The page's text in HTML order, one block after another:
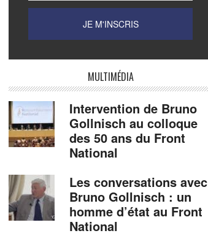
MULTIMÉDIA
Intervention de Bruno
Gollnisch au colloque
des 50 ans du Front
National
Les conversations avec
Bruno Gollnisch : un
homme d’état au Front
National